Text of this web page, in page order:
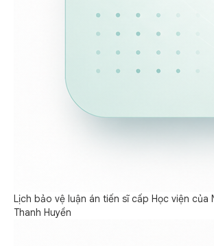
Lịch bảo vệ luận án tiến sĩ cấp Học viện của
Thanh Huyền